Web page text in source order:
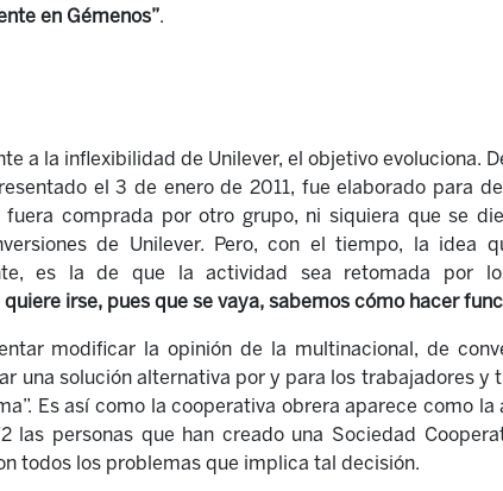
en Gémenos”.
a la inflexibilidad de Unilever, el objetivo evoluciona.
el 3 de enero de 2011, fue elaborado para
comprada por otro grupo, ni siquiera que se
de Unilever. Pero, con el tiempo, la idea
es la de que la actividad sea retomada por
quiere irse, pues que se vaya, sabemos cómo hacer
modificar la opinión de la multinacional, de
una solución alternativa por y para los trabajadores y
Es así como la cooperativa obrera aparece como
las personas que han creado una Sociedad
todos los problemas que implica tal decisión.